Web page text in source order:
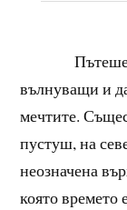
вълнуващи и
мечтите.
пустуш, на
неозначена
която времето